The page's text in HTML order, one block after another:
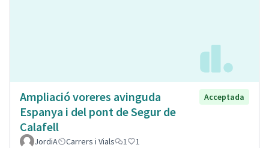
Ampliació voreres avinguda
Espanya i del pont de Segur de
Calafell
Acceptada
JordiA Carrers i Vials 1 1